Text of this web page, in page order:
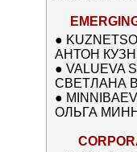
●
АНТОН
● VALUEVA
СВЕТЛАНА
●
ОЛЬГА